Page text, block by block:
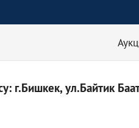
г.Бишкек, ул.Байтик